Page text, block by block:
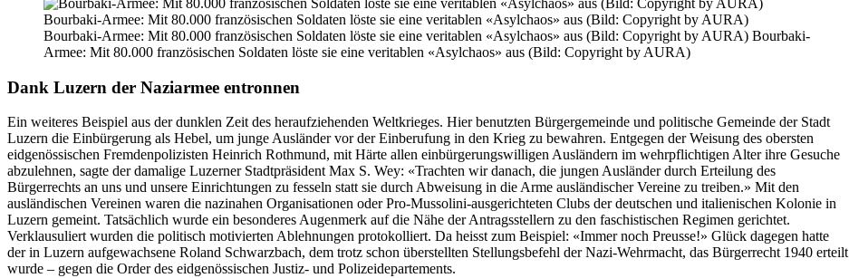
Bourbaki-Armee: Mit 80.000 französischen Soldaten löste sie eine veritablen «Asylchaos» aus (Bild: Copyright by AURA) Bourbaki-
Armee: Mit 80.000 französischen Soldaten löste sie eine veritablen «Asylchaos» aus (Bild: Copyright by AURA)
Dank Luzern der Naziarmee entronnen
Ein weiteres Beispiel aus der dunklen Zeit des heraufziehenden Weltkrieges. Hier benutzten Bürgergemeinde und politische Gemeinde der Stadt
Luzern die Einbürgerung als Hebel, um junge Ausländer vor der Einberufung in den Krieg zu bewahren. Entgegen der Weisung des obersten
eidgenössischen Fremdenpolizisten Heinrich Rothmund, mit Härte allen einbürgerungswilligen Ausländern im wehrpflichtigen Alter ihre Gesuche
abzulehnen, sagte der damalige Luzerner Stadtpräsident Max S. Wey: «Trachten wir danach, die jungen Ausländer durch Erteilung des
Bürgerrechts an uns und unsere Einrichtungen zu fesseln statt sie durch Abweisung in die Arme ausländischer Vereine zu treiben.» Mit den
ausländischen Vereinen waren die nazinahen Organisationen oder Pro-Mussolini-ausgerichteten Clubs der deutschen und italienischen Kolonie in
Luzern gemeint. Tatsächlich wurde ein besonderes Augenmerk auf die Nähe der Antragsstellern zu den faschistischen Regimen gerichtet.
Verklausuliert wurden die politisch motivierten Ablehnungen protokolliert. Da heisst zum Beispiel: «Immer noch Preusse!» Glück dagegen hatte
der in Luzern aufgewachsene Roland Schwarzbach, dem trotz schon überstellten Stellungsbefehl der Nazi-Wehrmacht, das Bürgerrecht 1940 erteilt
wurde – gegen die Order des eidgenössischen Justiz- und Polizeidepartements.